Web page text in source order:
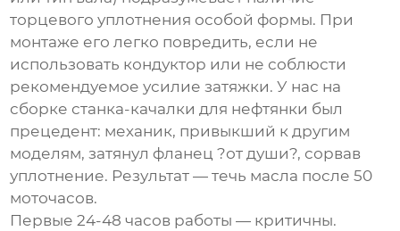
торцевого уплотнения особой формы. При
монтаже его легко повредить, если не
использовать кондуктор или не соблюсти
рекомендуемое усилие затяжки. У нас на
сборке станка-качалки для нефтянки был
прецедент: механик, привыкший к другим
моделям, затянул фланец ?от души?, сорвав
уплотнение. Результат — течь масла после 50
моточасов.
Первые 24-48 часов работы — критичны.